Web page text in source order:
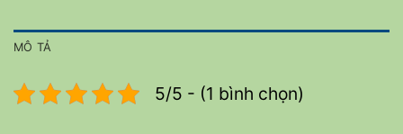
MÔ TẢ
5/5 - (1 bình chọn)